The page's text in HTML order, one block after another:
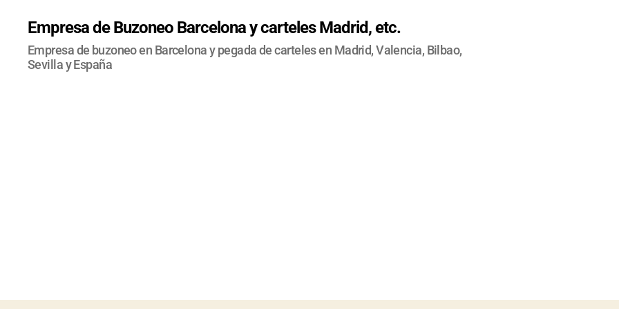
Empresa de Buzoneo Barcelona y carteles Madrid, etc.
Empresa de buzoneo en Barcelona y pegada de carteles en Madrid, Valencia, Bilbao,
Sevilla y España